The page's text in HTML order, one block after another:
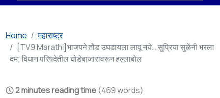
Home
महाराष्ट्र
[TV9 Marathi]भाजपने तोंड उघडायला लावू नये… सुप्रिया सुळेंनी भरला
दम; विधान परिषदेतील घोडेबाजारावरून हल्लाबोल
2 minutes reading time (469 words)